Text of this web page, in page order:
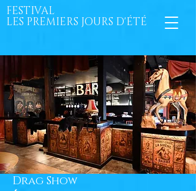
FESTIVAL
LES PREMIERS JOURS D'ÉTÉ
Drag Show